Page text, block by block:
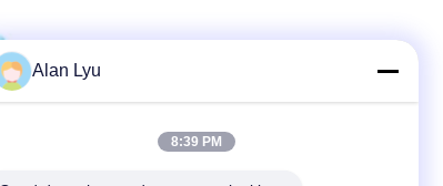
Alan Lyu
8:39 PM